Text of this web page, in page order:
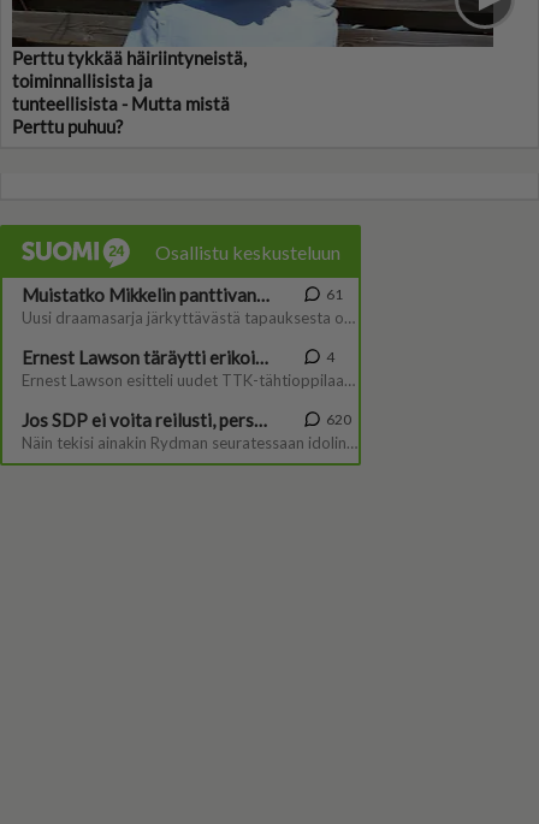
Perttu tykkää häiriintyneistä,
toiminnallisista ja
tunteellisista - Mutta mistä
Perttu puhuu?